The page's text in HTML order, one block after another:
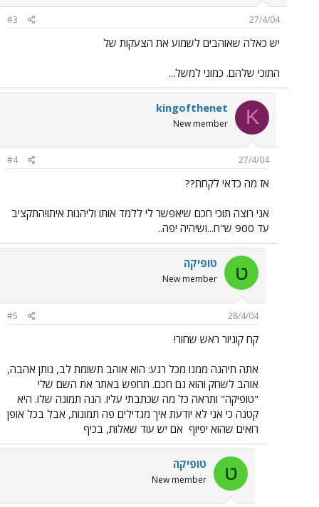
27/4/04
#3
יש כאלה שאוהבים לשמוע את הצעקות של
התוכי שלהם. כמוני למשל...
K
kingofthenet
New member
27/4/04
#4
אז מה כדאי לקחת??
אני רוצה תוכי חכם שיאפשר לי ללמד אותו וליהנות איתו!התקציב
עד 900 ש"ח...ושיהיה יפה..
ט טופיקה
New member
28/4/04
#5
קח קוניור ראש שחור!
אתה תיהנה ממנו מכל רגע: הוא אוהב תשומת לב, נותן אהבה,
אוהב לשחק והוא גם חכם. תחפש באתר את השם שלי
"טופיקה" ותראה כל מה שכתבתי עליו. הנה תמונה שלו. היא
קטנה כי אני לא יודעת איך מגדילים פה תמונות, אבל בכל אופן
רואים שהוא יפיוף אם יש עוד שאלות, בכיף
ט טופיקה
New member